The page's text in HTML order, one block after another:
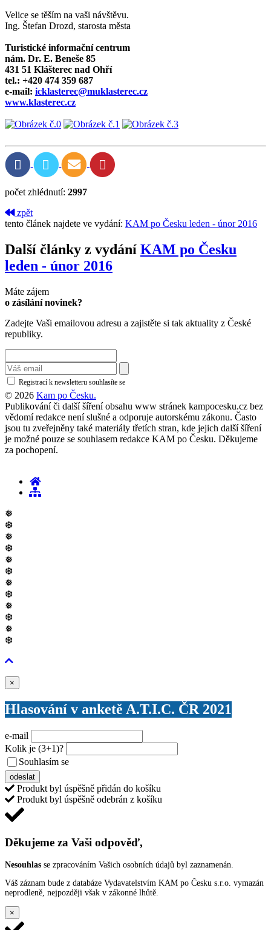
Velice se těším na vaši návštěvu.
Ing. Štefan Drozd, starosta města
Turistické informační centrum
nám. Dr. E. Beneše 85
431 51 Klášterec nad Ohří
tel.: +420 474 359 687
e-mail: icklasterec@muklasterec.cz
www.klasterec.cz
počet zhlédnutí: 2997
zpět
tento článek najdete ve vydání: KAM po Česku leden - únor 2016
Další články z vydání KAM po Česku
leden - únor 2016
Máte zájem
o zásílání novinek?
Zadejte Vaši emailovou adresu a zajistěte si tak aktuality z České
republiky.
Registrací k newsletteru souhlasíte se
© 2026 Kam po Česku.
Publikování či další šíření obsahu www stránek kampocesku.cz bez
vědomí redakce není slušné a odporuje autorskému zákonu. Často
jsou tu zveřejněny také materiály třetích stran, kde jejich další šíření
je možné pouze se souhlasem redakce KAM po Česku. Děkujeme
za pochopení.
❅
❆
❅
❆
❅
❆
❅
❆
❅
❆
❅
❆
×
Hlasování v anketě A.T.I.C. ČR 2021
e-mail
Kolik je (3+1)?
Souhlasím se
odeslat
Produkt byl úspěšně přidán do košíku
Produkt byl úspěšně odebrán z košíku
Děkujeme za Vaši odpověď,
Nesouhlas se zpracováním Vašich osobních údajů byl zaznamenán.
Váš záznam bude z databáze Vydavatelstvím KAM po Česku s.r.o. vymazán
neprodleně, nejpozději však v zákonné lhůtě.
×